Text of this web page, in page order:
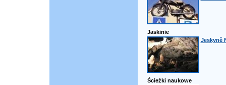
Jaskinie
Jeskyně
Ścieżki naukowe